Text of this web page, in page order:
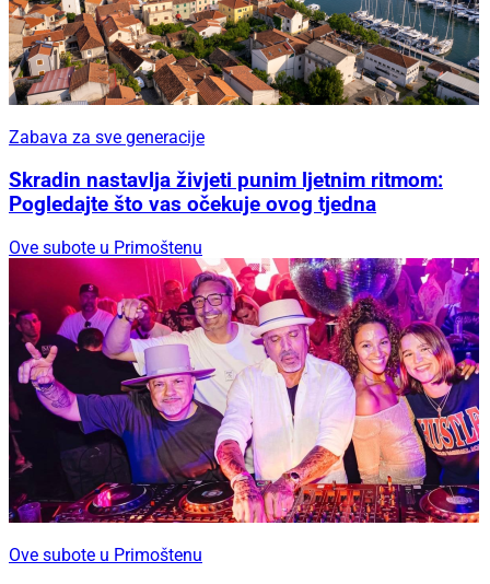
Zabava za sve generacije
Skradin nastavlja živjeti punim ljetnim ritmom:
Pogledajte što vas očekuje ovog tjedna
Ove subote u Primoštenu
Ove subote u Primoštenu